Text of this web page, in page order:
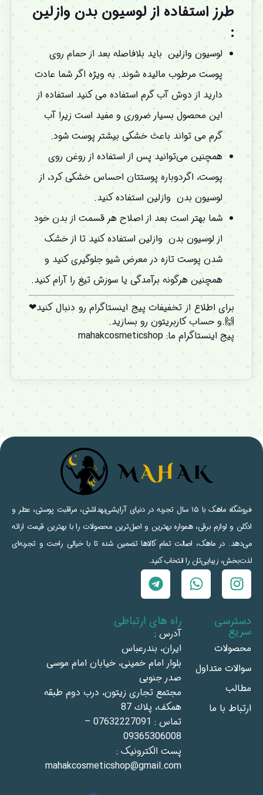
طرز استفاده از لوسیون بدن وازلین
:
لوسیون وازلین باید بلافاصله بعد از حمام روی
پوست مرطوب مالیده شوند. به ویژه اگر شما عادت
دارید از دوش آب گرم استفاده می کنید استفاده از
این محصول بسیار ضروری و مفید است زیرا آب
گرم می تواند باعث خشکی بیشتر پوست شود.
همچنین می‌توانید پس از استفاده از روغن روی
پوست، اگردوباره پوستتان احساس خشکی کرد، از
لوسیون بدن وازلین استفاده کنید.
شما بهتر است بعد از اصلاح هر قسمت از بدن خود
از لوسیون بدن وازلین استفاده کنید تا از خشک
شدن پوست تازه در معرض شیو جلوگیری کنید و
همچنین هرگونه برآمدگی یا سوزش تیغ را آرام کنید.
برای اطلاع از تخفیفات پیج اینستاگرام رو دنبال کنید❤
🙌.و حساب کاربریتونرو بسازید.
پیج اینستاگرام ما:
mahakcosmeticshop
فروشگاه ماهک با ۱۵ سال تجربه در دنیای آرایشی‌بهداشتی، مراقبت پوستی، عطر و
ادکلن و لوازم برقی، همواره بهترین و اصل‌ترین محصولات را با بهترین قیمت ارائه
می‌دهد. در ماهک، اصالت تمام کالاها تضمین شده تا با خیالی راحت و تجربه‌ای
لذت‌بخش، زیبایی‌تان را انتخاب کنید.
دسترسی
سریع
محصولات
سوالات متداول
مطالب
ارتباط با ما
راه های ارتباطی
آدرس :
ايران، بندرعباس
بلوار امام خمينى، خيابان امام موسى
صدر جنوبى
مجتمع تجاری زيتون، درب دوم طبقه
همكف، پلاك 87
تماس : 07632227091 –
09365306008
پست الکترونیک :
mahakcosmeticshop@gmail.com